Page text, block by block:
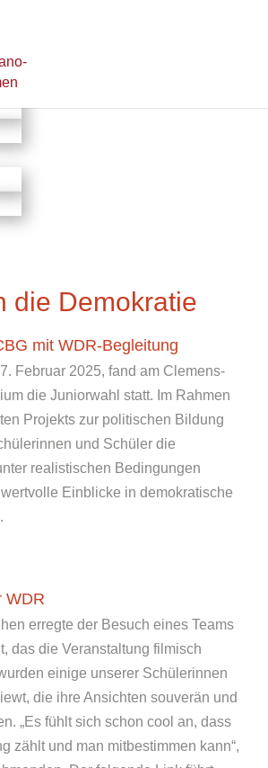
die Demokratie
mit WDR-Begleitung
Februar 2025, fand am Clemens-
die Juniorwahl statt. Im Rahmen
Projekts zur politischen Bildung
und Schüler die
realistischen Bedingungen
Einblicke in demokratische
WDR
erregte der Besuch eines Teams
das die Veranstaltung filmisch
einige unserer Schülerinnen
die ihre Ansichten souverän und
„Es fühlt sich schon cool an, dass
zählt und man mitbestimmen kann“,